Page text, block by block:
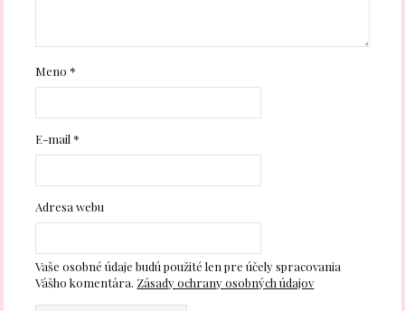
Meno*
E-mail*
Adresa webu
Vaše osobné údaje budú použité len pre účely spracovania
Vášho komentára. Zásady ochrany osobných údajov